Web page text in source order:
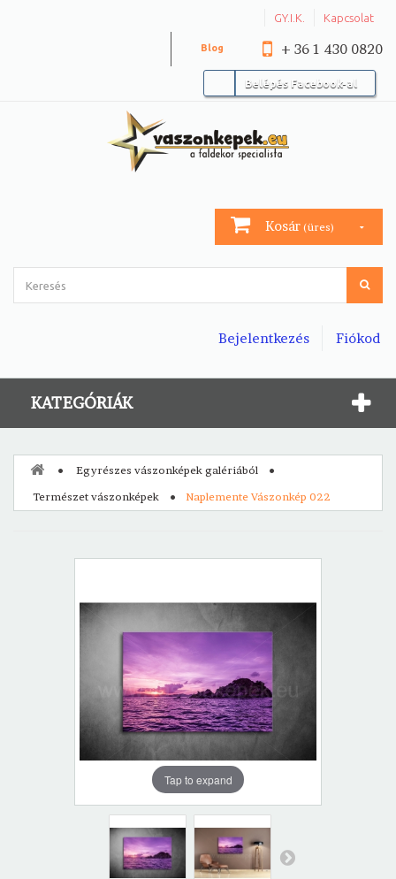
GY.I.K. Kapcsolat
+ 36 1 430 0820
Blog
Belépés Facebook-al
Kosár (üres)
Fiókod
Bejelentkezés
KATEGÓRIÁK
Egyrészes vászonképek galériából
Természet vászonképek
Naplemente Vászonkép 022
Tap to expand